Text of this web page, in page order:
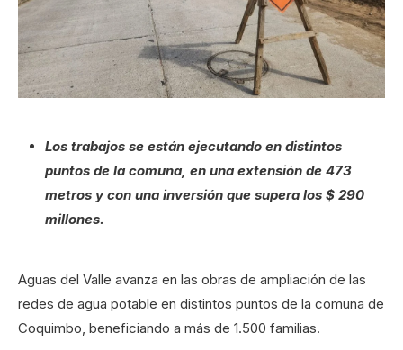
Los trabajos se están ejecutando en distintos
puntos de la comuna, en una extensión de 473
metros y con una inversión que supera los $ 290
millones.
Aguas del Valle avanza en las obras de ampliación de las
redes de agua potable en distintos puntos de la comuna de
Coquimbo, beneficiando a más de 1.500 familias.